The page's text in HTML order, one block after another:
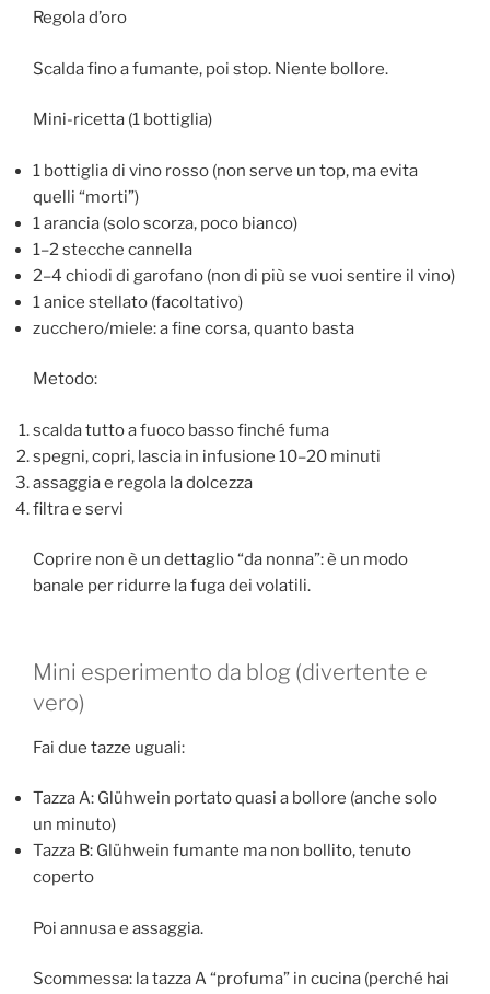
Regola d’oro
Scalda fino a fumante, poi stop. Niente bollore.
Mini-ricetta (1 bottiglia)
1 bottiglia di vino rosso (non serve un top, ma evita
quelli “morti”)
1 arancia (solo scorza, poco bianco)
1–2 stecche cannella
2–4 chiodi di garofano (non di più se vuoi sentire il vino)
1 anice stellato (facoltativo)
zucchero/miele: a fine corsa, quanto basta
Metodo:
scalda tutto a fuoco basso finché fuma
spegni, copri, lascia in infusione 10–20 minuti
assaggia e regola la dolcezza
filtra e servi
Coprire non è un dettaglio “da nonna”: è un modo
banale per ridurre la fuga dei volatili.
Mini esperimento da blog (divertente e
vero)
Fai due tazze uguali:
Tazza A: Glühwein portato quasi a bollore (anche solo
un minuto)
Tazza B: Glühwein fumante ma non bollito, tenuto
coperto
Poi annusa e assaggia.
Scommessa: la tazza A “profuma” in cucina (perché hai